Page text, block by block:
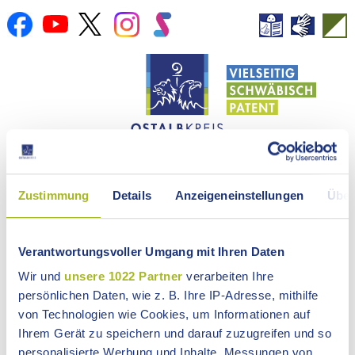
Zustimmung Details Anzeigeneinstellungen
Verantwortungsvoller Umgang mit Ihren Daten
Wir und unsere 1022 Partner verarbeiten Ihre
persönlichen Daten, wie z. B. Ihre IP-Adresse, mithilfe
von Technologien wie Cookies, um Informationen auf
Ihrem Gerät zu speichern und darauf zuzugreifen und so
NEWSROOM
LANDRATSAMT
ONLINE-SERVICE
LANDKREIS